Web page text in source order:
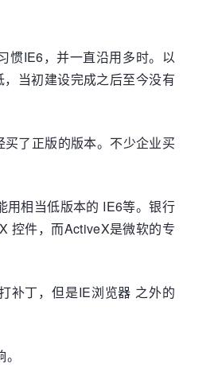
惯IE6，并一直沿用多时。以
当初建设完成之后至今没有
了正版的版本。不少企业买
用相当低版本的 IE6等。银行
控件，而ActiveX是微软的专
补丁，但是IE浏览器 之外的